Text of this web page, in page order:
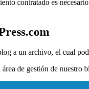
contratado es necesario
a un archivo, el cual
de gestión de nuestro